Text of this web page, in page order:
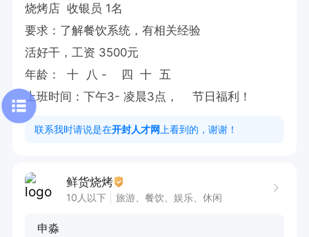
烧烤店  收银员 1名
要求：了解餐饮系统，有相关经验
活好干，工资 3500元
年龄：  十  八 -    四  十  五
上班时间：下午3- 凌晨3点，    节日福利！
联系我时请说是在开封人才网 上看到的，谢谢！
鲜货烧烤
10人以下 旅游、餐饮、娱乐、休闲
申淼